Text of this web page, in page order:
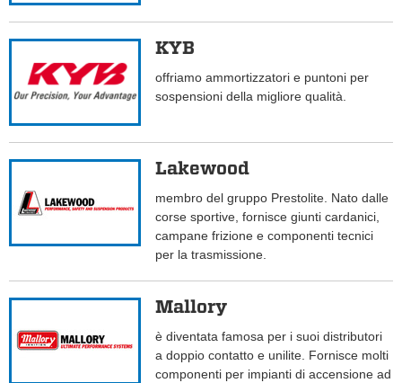
KYB
offriamo ammortizzatori e puntoni per
sospensioni della migliore qualità.
Lakewood
membro del gruppo Prestolite. Nato dalle
corse sportive, fornisce giunti cardanici,
campane frizione e componenti tecnici
per la trasmissione.
Mallory
è diventata famosa per i suoi distributori
a doppio contatto e unilite. Fornisce molti
componenti per impianti di accensione ad